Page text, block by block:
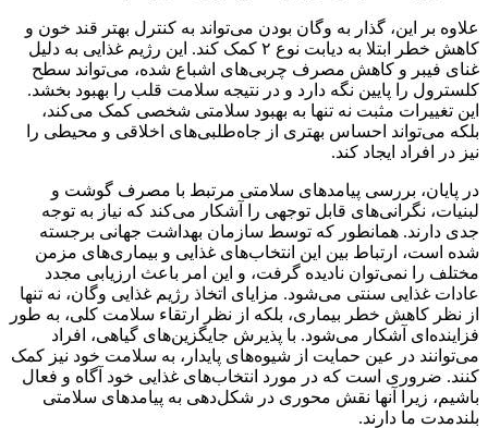
علاوه بر این، گذار به وگان بودن می‌تواند به کنترل بهتر قند خون و
کاهش خطر ابتلا به دیابت نوع ۲ کمک کند. این رژیم غذایی به دلیل
غنای فیبر و کاهش مصرف چربی‌های اشباع شده، می‌تواند سطح
کلسترول را پایین نگه دارد و در نتیجه سلامت قلب را بهبود بخشد.
این تغییرات مثبت نه تنها به بهبود سلامتی شخصی کمک می‌کند،
بلکه می‌تواند احساس بهتری از جاه‌طلبی‌های اخلاقی و محیطی را
نیز در افراد ایجاد کند.
در پایان، بررسی پیامدهای سلامتی مرتبط با مصرف گوشت و
لبنیات، نگرانی‌های قابل توجهی را آشکار می‌کند که نیاز به توجه
جدی دارند. همانطور که توسط سازمان بهداشت جهانی برجسته
شده است، ارتباط بین این انتخاب‌های غذایی و بیماری‌های مزمن
مختلف را نمی‌توان نادیده گرفت، و این امر باعث ارزیابی مجدد
عادات غذایی سنتی می‌شود. مزایای اتخاذ رژیم غذایی وگان، نه تنها
از نظر کاهش خطر بیماری، بلکه از نظر ارتقاء سلامت کلی، به طور
فزاینده‌ای آشکار می‌شود. با پذیرش جایگزین‌های گیاهی، افراد
می‌توانند در عین حمایت از شیوه‌های پایدار، به سلامت خود نیز کمک
کنند. ضروری است که در مورد انتخاب‌های غذایی خود آگاه و فعال
باشیم، زیرا آنها نقش محوری در شکل‌دهی به پیامدهای سلامتی
بلندمدت ما دارند.